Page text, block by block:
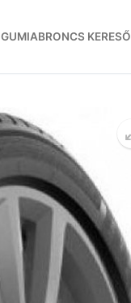
GUMIABRONCS KERESŐ